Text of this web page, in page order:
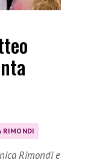
RIMONDI
Rimondi e